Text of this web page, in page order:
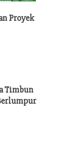
Proyek
Timbun